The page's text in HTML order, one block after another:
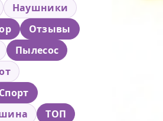
Наушники
Отзывы
Пылесос
Спорт
ТОП